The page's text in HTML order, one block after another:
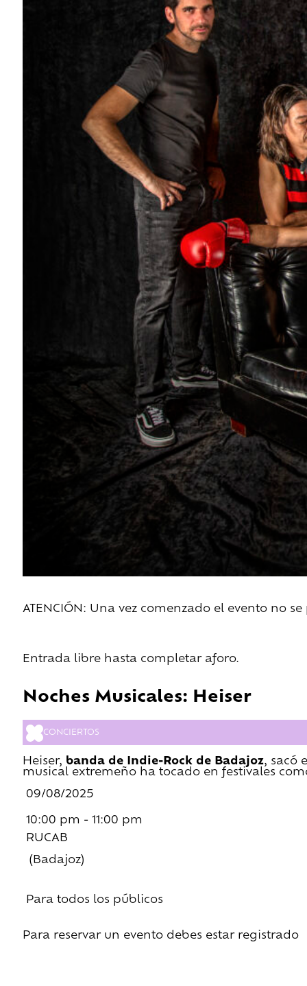
ATENCIÓN: Una vez comenzado el evento no
Entrada libre hasta completar aforo.
Noches Musicales: Heiser
CONCIERTOS
Heiser, banda de Indie-Rock de Badajoz, sacó
musical extremeño ha tocado en festivales
09/08/2025
10:00 pm - 11:00 pm
RUCAB
(Badajoz)
Para todos los públicos
Para reservar un evento debes estar registrado